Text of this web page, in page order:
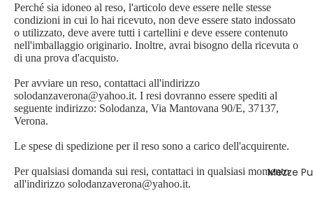
Mezze
Perché sia idoneo al reso, l'articolo deve essere nelle stesse
condizioni in cui lo hai ricevuto, non deve essere stato indossato
o utilizzato, deve avere tutti i cartellini e deve essere contenuto
nell'imballaggio originario. Inoltre, avrai bisogno della ricevuta o
di una prova d'acquisto.
Per avviare un reso, contattaci all'indirizzo
solodanzaverona@yahoo.it. I resi dovranno essere spediti al
seguente indirizzo: Solodanza, Via Mantovana 90/E, 37137,
Verona.
Le spese di spedizione per il reso sono a carico dell'acquirente.
Per qualsiasi domanda sui resi, contattaci in qualsiasi momento
all'indirizzo solodanzaverona@yahoo.it.